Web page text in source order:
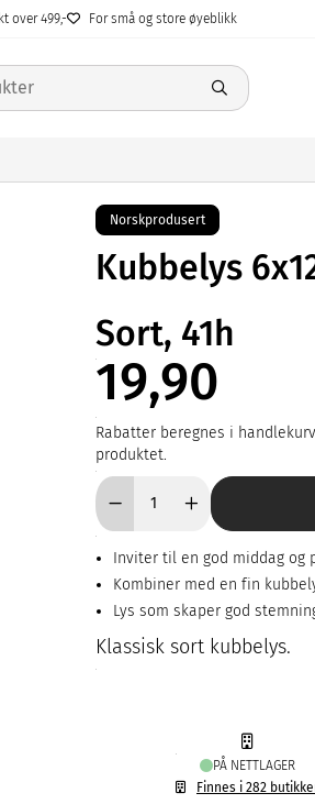
over 499,- For små og store øyeblikk
Norskprodusert
Kubbelys
Sort, 41h
19,90
Rabatter beregnes i
produktet.
Inviter til en god middag og
Kombiner med en fin
Lys som skaper god
Klassisk sort kubbelys.
PÅ NETTLAGER
Finnes i 282